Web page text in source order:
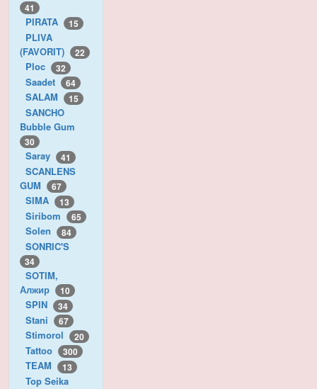
41
PIRATA 15
PLIVA
(FAVORIT)
22
Ploc 32
Saadet 64
SALAM 15
SANCHO
Bubble Gum
30
Saray 41
SCANLENS
GUM
67
SIMA 13
Siribom 65
Solen 84
SONRIC'S
34
SOTIM,
Алжир
10
SPIN 34
Stani 67
Stimorol 20
Tattoo 300
TEAM 13
Top Seika